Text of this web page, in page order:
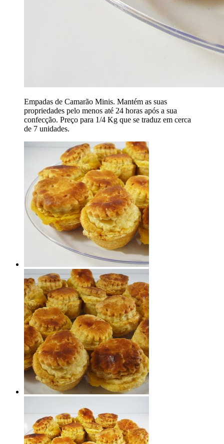
Empadas de Camarão Minis. Mantém as suas
propriedades pelo menos até 24 horas após a sua
confecção. Preço para 1/4 Kg que se traduz em cerca
de 7 unidades.